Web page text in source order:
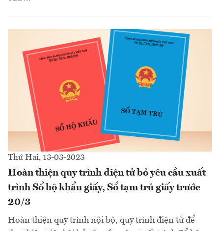
Thứ Hai, 13-03-2023
Hoàn thiện quy trình điện tử bỏ yêu cầu xuất
trình Sổ hộ khẩu giấy, Sổ tạm trú giấy trước
20/3
Hoàn thiện quy trình nội bộ, quy trình điện tử để